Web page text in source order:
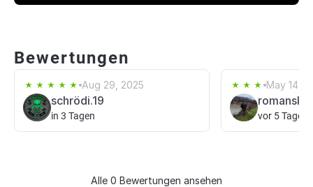
Bewertungen
Aug 29, 2025
schrödi.19
in 3 Tagen
May 14,
vor 5 Tagen
Alle 0 Bewertungen ansehen